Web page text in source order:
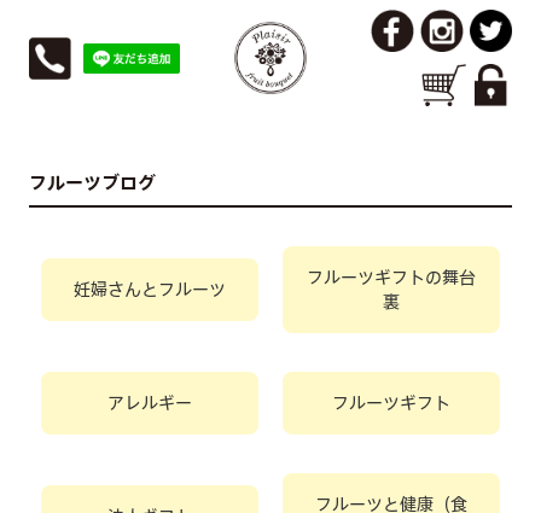
フルーツブログ
妊婦さんとフルーツ
フルーツギフトの舞台
裏
アレルギー フルーツギフト
フルーツと健康（食